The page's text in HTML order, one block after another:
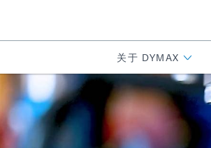
关于 DYMAX